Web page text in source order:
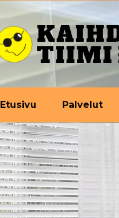
Etusivu Palvelut